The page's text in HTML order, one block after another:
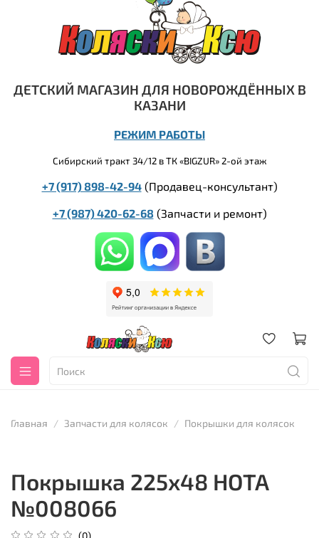
ДЕТСКИЙ МАГАЗИН ДЛЯ НОВОРОЖДЁННЫХ В
КАЗАНИ
РЕЖИМ РАБОТЫ
Сибирский тракт 34/12 в ТК «BIGZUR» 2-ой этаж
+7 (917) 898-42-94(Продавец-консультант)
+7 (987) 420-62-68 (Запчасти и ремонт)
Главная Запчасти для колясок Покрышки для колясок
Покрышка 225х48 HOTA
№008066
(0)